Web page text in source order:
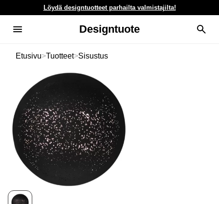
Löydä designtuotteet parhailta valmistajilta!
Designtuote
Etusivu>Tuotteet>Sisustus